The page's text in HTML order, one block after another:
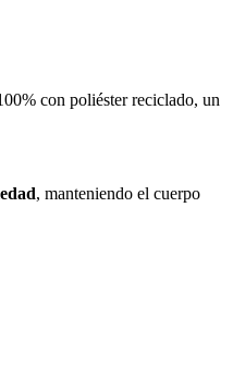
con poliéster reciclado, un
, manteniendo el cuerpo